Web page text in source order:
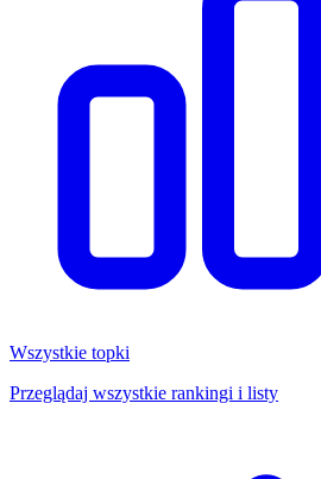
Wszystkie topki
Przeglądaj wszystkie rankingi i listy